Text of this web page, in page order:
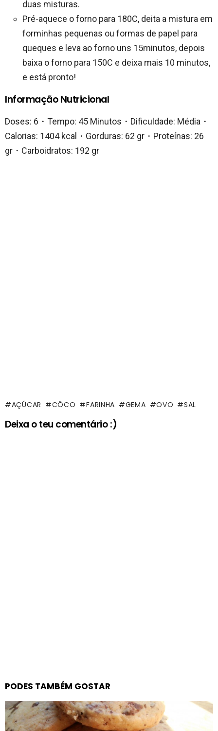
duas misturas.
Pré-aquece o forno para 180C, deita a mistura em
forminhas pequenas ou formas de papel para
queques e leva ao forno uns 15minutos, depois
baixa o forno para 150C e deixa mais 10 minutos,
e está pronto!
Informação Nutricional
Doses: 6・Tempo: 45 Minutos・Dificuldade: Média・
Calorias: 1404 kcal・Gorduras: 62 gr・Proteínas: 26
gr・Carboidratos: 192 gr
AÇÚCAR CÔCO FARINHA GEMA OVO SAL
Deixa o teu comentário :)
PODES TAMBÉM GOSTAR